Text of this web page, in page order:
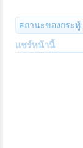
สถานะของกระทู้:
แชร์หน้านี้